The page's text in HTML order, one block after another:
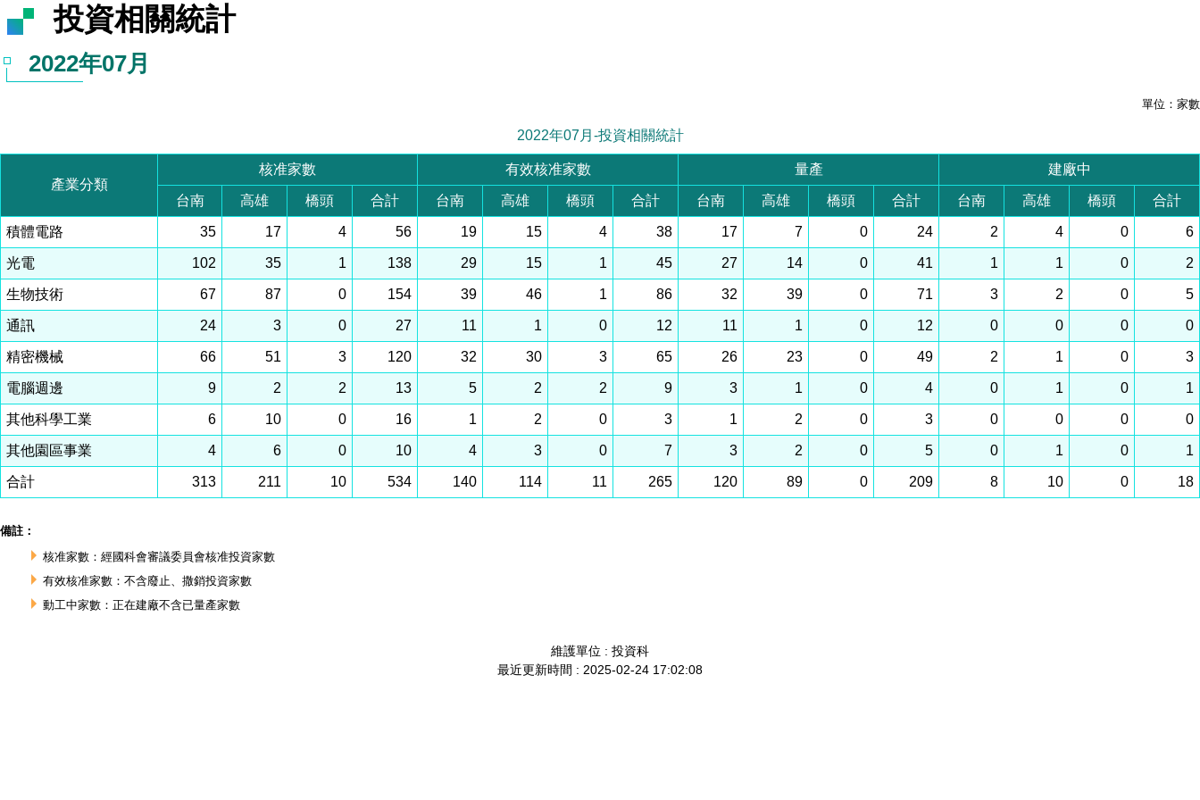
投資相關統計
2022年07月
單位：家數
2022年07月-投資相關統計
產業分類
核准家數 有效核准家數 量產 建廠中
台南 高雄 橋頭 合計 台南 高雄 橋頭 合計 台南 高雄 橋頭 合計 台南 高雄 橋頭 合計
積體電路 35 17 4 56 19 15 4 38 17 7 0 24 2 4 0 6
光電 102 35 1 138 29 15 1 45 27 14 0 41 1 1 0 2
生物技術 67 87 0 154 39 46 1 86 32 39 0 71 3 2 0 5
通訊 24 3 0 27 11 1 0 12 11 1 0 12 0 0 0 0
精密機械 66 51 3 120 32 30 3 65 26 23 0 49 2 1 0 3
電腦週邊 9 2 2 13 5 2 2 9 3 1 0 4 0 1 0 1
其他科學工業 6 10 0 16 1 2 0 3 1 2 0 3 0 0 0 0
其他園區事業 4 6 0 10 4 3 0 7 3 2 0 5 0 1 0 1
合計 313 211 10 534 140 114 11 265 120 89 0 209 8 10 0 18
備註：
核准家數：經國科會審議委員會核准投資家數
有效核准家數：不含廢止、撒銷投資家數
動工中家數：正在建廠不含已量產家數
維護單位 : 投資科
最近更新時間 : 2025-02-24 17:02:08